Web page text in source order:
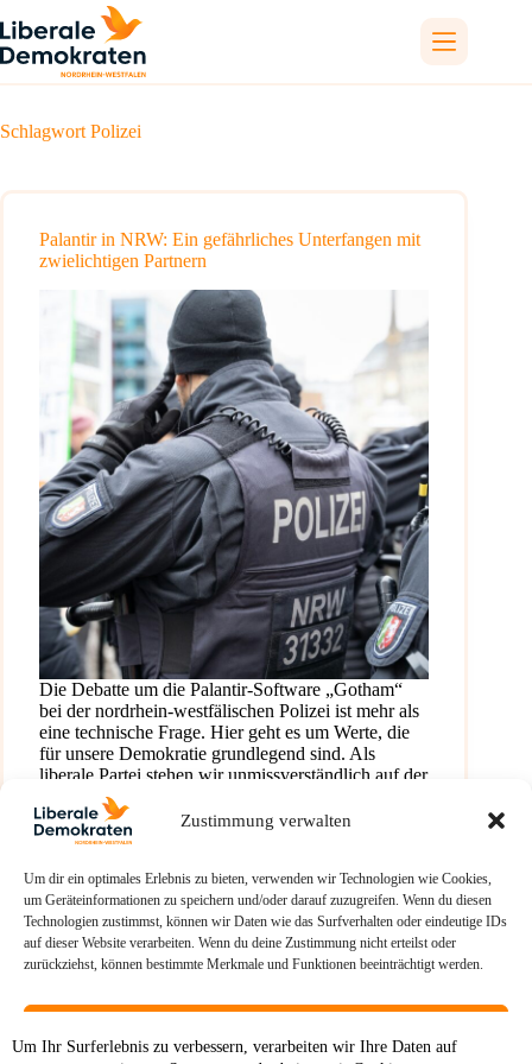
Zustimmung verwalten
Um dir ein optimales Erlebnis zu bieten, verwenden wir Technologien wie Cookies,
um Geräteinformationen zu speichern und/oder darauf zuzugreifen. Wenn du diesen
Technologien zustimmst, können wir Daten wie das Surfverhalten oder eindeutige IDs
auf dieser Website verarbeiten. Wenn du deine Zustimmung nicht erteilst oder
zurückziehst, können bestimmte Merkmale und Funktionen beeinträchtigt werden.
Inhalt
springen
Um Ihr Surferlebnis zu verbessern, verarbeiten wir Ihre Daten auf
Schlagwort Polizei
Palantir in NRW: Ein gefährliches Unterfangen mit
zwielichtigen Partnern
Die Debatte um die Palantir-Software „Gotham“
bei der nordrhein-westfälischen Polizei ist mehr als
eine technische Frage. Hier geht es um Werte, die
für unsere Demokratie grundlegend sind. Als
liberale Partei stehen wir unmissverständlich auf der
Seite der Freiheit: Grundrechte sind…
Paul Vossiek
25. Juli 2025